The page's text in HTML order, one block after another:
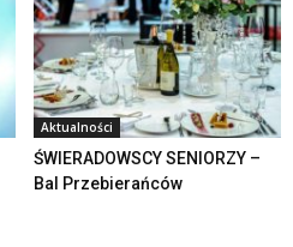
Aktualności
ŚWIERADOWSCY SENIORZY –
Bal Przebierańców